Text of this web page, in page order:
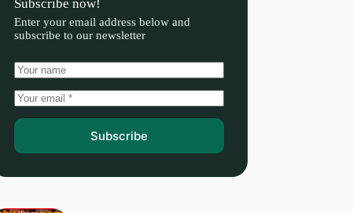
Subscribe now!
Enter your email address below and
subscribe to our newsletter
Subscribe